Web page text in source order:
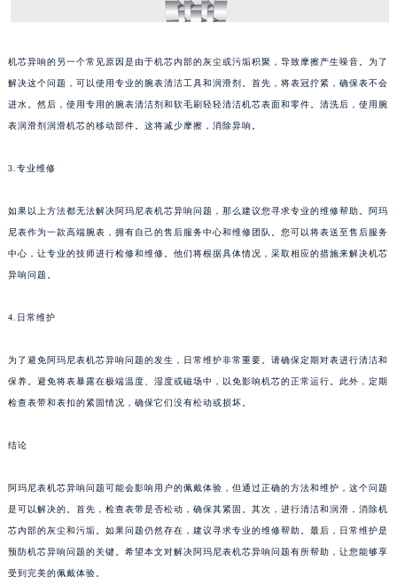
机芯异响的另一个常见原因是由于机芯内部的灰尘或污垢积聚，导致摩擦产生噪音。为了
解决这个问题，可以使用专业的腕表清洁工具和润滑剂。首先，将表冠拧紧，确保表不会
进水。然后，使用专用的腕表清洁剂和软毛刷轻轻清洁机芯表面和零件。清洗后，使用腕
表润滑剂润滑机芯的移动部件。这将减少摩擦，消除异响。
3.专业维修
如果以上方法都无法解决阿玛尼表机芯异响问题，那么建议您寻求专业的维修帮助。阿玛
尼表作为一款高端腕表，拥有自己的售后服务中心和维修团队。您可以将表送至售后服务
中心，让专业的技师进行检修和维修。他们将根据具体情况，采取相应的措施来解决机芯
异响问题。
4.日常维护
为了避免阿玛尼表机芯异响问题的发生，日常维护非常重要。请确保定期对表进行清洁和
保养。避免将表暴露在极端温度、湿度或磁场中，以免影响机芯的正常运行。此外，定期
检查表带和表扣的紧固情况，确保它们没有松动或损坏。
结论
阿玛尼表机芯异响问题可能会影响用户的佩戴体验，但通过正确的方法和维护，这个问题
是可以解决的。首先，检查表带是否松动，确保其紧固。其次，进行清洁和润滑，消除机
芯内部的灰尘和污垢。如果问题仍然存在，建议寻求专业的维修帮助。最后，日常维护是
预防机芯异响问题的关键。希望本文对解决阿玛尼表机芯异响问题有所帮助，让您能够享
受到完美的佩戴体验。